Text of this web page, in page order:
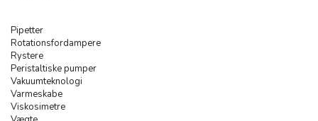
Pipetter
Rotationsfordampere
Rystere
Peristaltiske pumper
Vakuumteknologi
Varmeskabe
Viskosimetre